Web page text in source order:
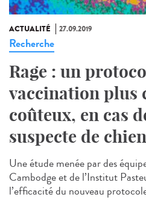
ACTUALITÉ 27.09.2019
Recherche
Rage : un
vaccination plus
coûteux, en cas
suspecte de chien
Une étude menée par des
Cambodge et de l’Institut
l’efficacité du nouveau